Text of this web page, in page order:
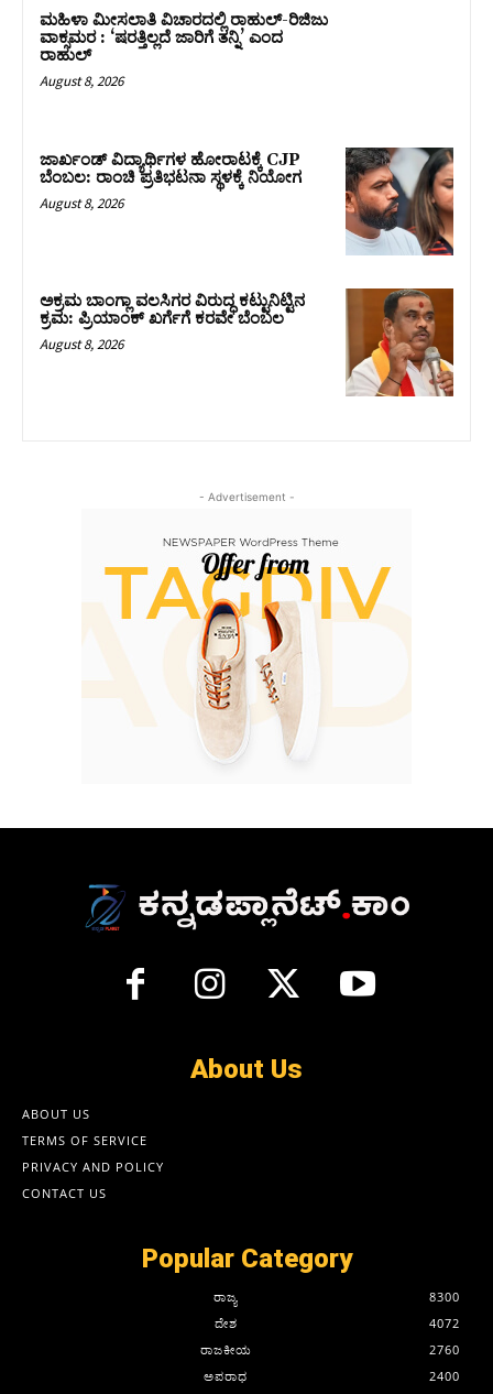
ಮಹಿಳಾ ಮೀಸಲಾತಿ ವಿಚಾರದಲ್ಲಿ ರಾಹುಲ್‌-ರಿಜಿಜು
ವಾಕ್ಸಮರ : ‘ಷರತ್ತಿಲ್ಲದೆ ಜಾರಿಗೆ ತನ್ನಿ’ ಎಂದ
ರಾಹುಲ್‌
August 8, 2026
ಜಾರ್ಖಂಡ್‌ ವಿದ್ಯಾರ್ಥಿಗಳ ಹೋರಾಟಕ್ಕೆ CJP
ಬೆಂಬಲ: ರಾಂಚಿ ಪ್ರತಿಭಟನಾ ಸ್ಥಳಕ್ಕೆ ನಿಯೋಗ
August 8, 2026
ಅಕ್ರಮ ಬಾಂಗ್ಲಾ ವಲಸಿಗರ ವಿರುದ್ಧ ಕಟ್ಟುನಿಟ್ಟಿನ
ಕ್ರಮ: ಪ್ರಿಯಾಂಕ್ ಖರ್ಗೆಗೆ ಕರವೇ ಬೆಂಬಲ
August 8, 2026
- Advertisement -
About Us
ABOUT US
TERMS OF SERVICE
PRIVACY AND POLICY
CONTACT US
Popular Category
ರಾಜ್ಯ
8300
ದೇಶ
4072
ರಾಜಕೀಯ
2760
ಅಪರಾಧ
2400